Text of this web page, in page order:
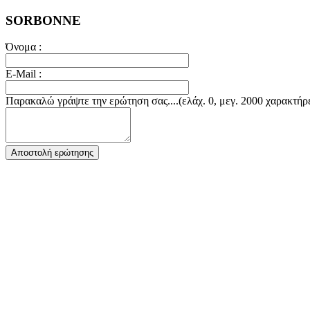
SORBONNE
Όνομα :
E-Mail :
Παρακαλώ γράψτε την ερώτηση σας....(ελάχ. 0, μεγ. 2000
Αποστολή ερώτησης